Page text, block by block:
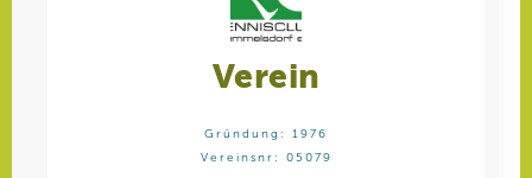
Verein
Gründung: 1976
Vereinsnr: 05079